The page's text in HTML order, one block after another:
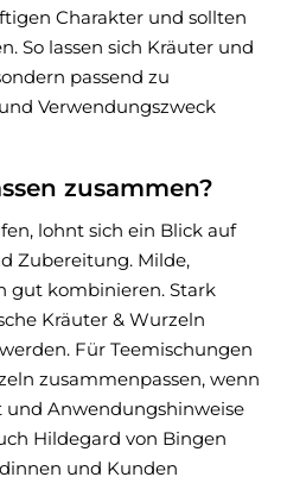
Charakter und sollten
So lassen sich Kräuter und
passend zu
Verwendungszweck
zusammen?
lohnt sich ein Blick auf
Zubereitung. Milde,
gut kombinieren. Stark
Kräuter & Wurzeln
Für Teemischungen
zusammenpassen, wenn
und Anwendungshinweise
Hildegard von Bingen
und Kunden